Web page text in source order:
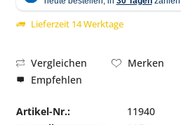
Abbildung ähnlich
Lieferzeit 14 Werktage
Vergleichen Merken
Empfehlen
Artikel-Nr.:
11940